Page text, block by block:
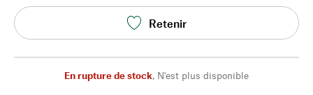
Retenir
En rupture de stock, N'est plus disponible